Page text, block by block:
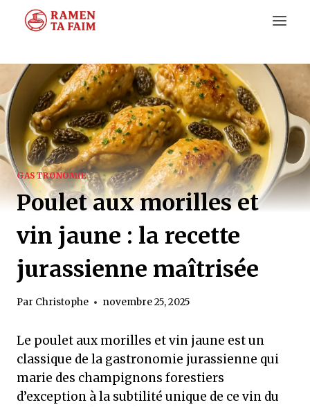
GASTRONOMIE
Poulet aux morilles et
vin jaune : la recette
jurassienne maîtrisée
Par Christophe novembre 25, 2025
Le poulet aux morilles et vin jaune est un
classique de la gastronomie jurassienne qui
marie des champignons forestiers
d’exception à la subtilité unique de ce vin du